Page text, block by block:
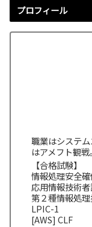
プロフィール
職業はシステ
はアメフト観戦。
【合格試験】
情報処理安全
応用情報技術
第２種情報処
LPIC-1
[AWS] CLF